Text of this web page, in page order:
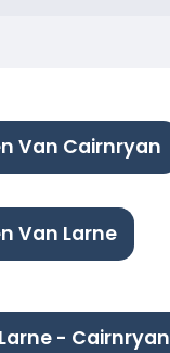
Van Cairnryan
Van Larne
- Cairnryan